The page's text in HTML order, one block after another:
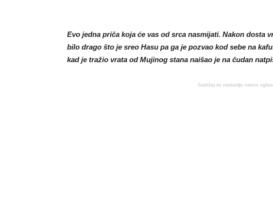
Evo jedna priča koja će vas od srca nasmijati. Nakon dosta
bilo drago što je sreo Hasu pa ga je pozvao kod sebe na
kad je tražio vrata od Mujinog stana naišao je na čudan
Sadržaj se nastavlja nakon